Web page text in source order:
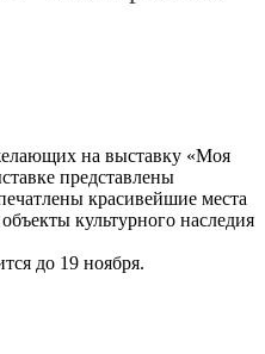
на выставку «Моя
представлены
красивейшие места
культурного наследия
до 19 ноября.